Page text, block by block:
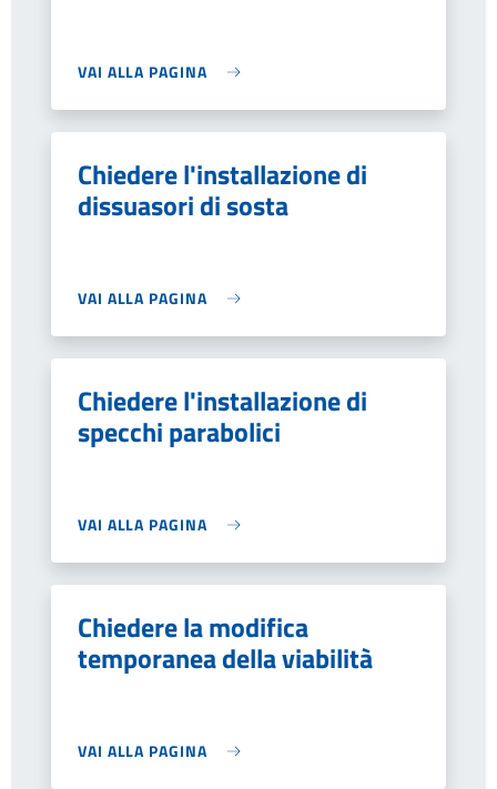
VAI ALLA PAGINA
Chiedere l'installazione di
dissuasori di sosta
VAI ALLA PAGINA
Chiedere l'installazione di
specchi parabolici
VAI ALLA PAGINA
Chiedere la modifica
temporanea della viabilità
VAI ALLA PAGINA